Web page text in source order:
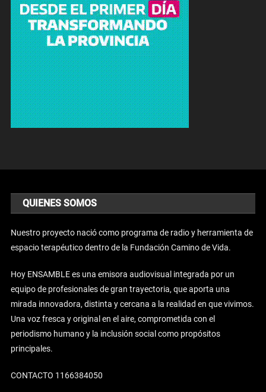
QUIENES SOMOS
Nuestro proyecto nació como programa de radio y herramienta de
espacio terapéutico dentro de la Fundación Camino de Vida.
Hoy ENSAMBLE es una emisora audiovisual integrada por un
equipo de profesionales de gran trayectoria, que aporta una
mirada innovadora, distinta y cercana a la realidad en que vivimos.
Una voz fresca y original en el aire, comprometida con el
periodismo humano y la inclusión social como propósitos
principales.
CONTACTO 1166384050